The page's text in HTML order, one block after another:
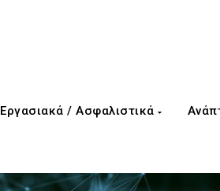
Εργασιακά / Ασφαλιστικά